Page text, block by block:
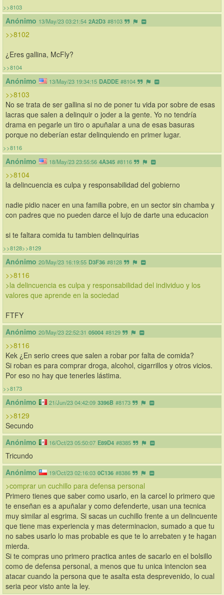
>>8103
Anónimo 13/May/23 03:21:54 2A2D3 #8103
>>8102
¿Eres gallina, McFly?
>>8104
Anónimo 13/May/23 19:34:15 DADDE #8104
>>8103
No se trata de ser gallina si no de poner tu vida por sobre de esas
lacras que salen a delinquir o joder a la gente. Yo no tendría
drama en pegarle un tiro o apuñalar a una de esas basuras
porque no deberían estar delinquiendo en primer lugar.
>>8116
Anónimo 18/May/23 23:55:56 4A345 #8116
>>8104
la delincuencia es culpa y responsabilidad del gobierno
nadie pidio nacer en una familia pobre, en un sector sin chamba y
con padres que no pueden darce el lujo de darte una educacion
si te faltara comida tu tambien delinquirias
>>8128>>8129
Anónimo 20/May/23 16:19:55 D3F36 #8128
>>8116
>la delincuencia es culpa y responsabilidad del individuo y los
valores que aprende en la sociedad
FTFY
Anónimo 20/May/23 22:52:31 05004 #8129
>>8116
Kek ¿En serio crees que salen a robar por falta de comida?
Si roban es para comprar droga, alcohol, cigarrillos y otros vicios.
Por eso no hay que tenerles lástima.
>>8173
Anónimo 21/Jun/23 04:42:09 3396B #8173
>>8129
Secundo
Anónimo
16/Oct/23 05:50:07 E89D4 #8385
Tricundo
Anónimo
19/Oct/23 02:16:03 0C136 #8386
>comprar un cuchillo para defensa personal
Primero tienes que saber como usarlo, en la carcel lo primero que
te enseñan es a apuñalar y como defenderte, usan una tecnica
muy similar al esgrima. Si sacas un cuchillo frente a un delincuente
que tiene mas experiencia y mas determinacion, sumado a que tu
no sabes usarlo lo mas probable es que te lo arrebaten y te hagan
mierda.
Si te compras uno primero practica antes de sacarlo en el bolsillo
como de defensa personal, a menos que tu unica intencion sea
atacar cuando la persona que te asalta esta desprevenido, lo cual
seria peor visto ante la ley.